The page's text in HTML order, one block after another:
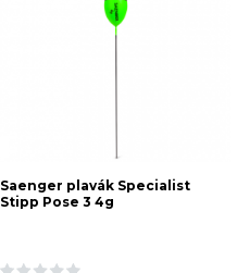
Saenger plavák Specialist
Stipp Pose 3 4g